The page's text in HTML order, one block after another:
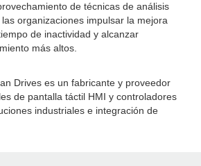
de técnicas de análisis
organizaciones impulsar la mejora
de inactividad y alcanzar
más altos.
Drives es un fabricante y proveedor
de pantalla táctil HMI y controladores
industriales e integración de